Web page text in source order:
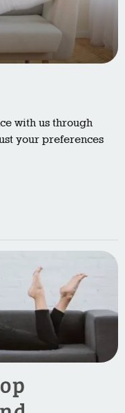
with us through
your preferences